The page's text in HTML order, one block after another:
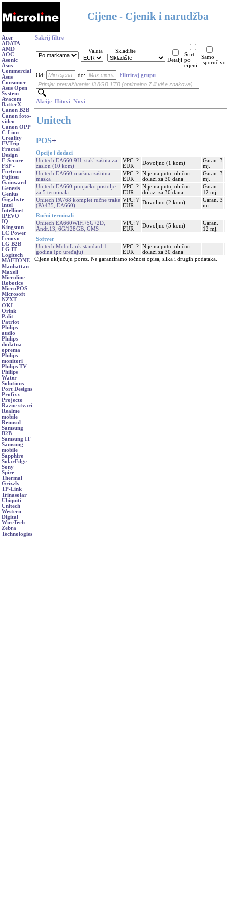
Cijene - Cjenik i narudžba
Acer
ADATA
AMD
AOC
Asonic
Asus
Commercial
Asus
Consumer
Asus Open
System
Avacom
BatterX
Canon B2B
Canon foto-
video
Canon OPP
C-Lion
Creality
EVTrip
Fractal
Design
F-Secure
FSP -
Fortron
Fujitsu
Gainward
Genesis
Genius
Gigabyte
Intel
Intellinet
IPEVO
IQ
Kingston
LC Power
Lenovo
LG B2B
LG IT
Logitech
MAETONE
Manhattan
Maxell
Microline
Robotics
MicroPOS
Microsoft
NZXT
OKI
Orink
Palit
Patriot
Philips
audio
Philips
dodatna
oprema
Philips
monitori
Philips TV
Philips
Water
Solutions
Port Designs
Profixx
Projecto
Razne stvari
Realme
mobile
Renusol
Samsung
B2B
Samsung IT
Samsung
mobile
Sapphire
SolarEdge
Sony
Spire
Thermal
Grizzly
TP-Link
Trinasolar
Ubiquiti
Unitech
Western
Digital
WireTech
Zebra
Technologies
Sakrij filtre
Valuta
Skladište
Detalji
Sort.
po
cijeni
Samo
isporučivo
Od: do: Filtriraj grupu
Akcije Hitovi Novi
Unitech
POS+
Opcije i dodaci
Unitech EA660 9H, stakl zaštita za
zaslon (10 kom)
VPC: ?
EUR
Dovoljno (1 kom)
Garan. 3
mj.
Unitech EA660 ojačana zaštitna
maska
VPC: ?
EUR
Nije na putu, obično
dolazi za 30 dana
Garan. 3
mj.
Unitech EA660 punjačko postolje
za 5 terminala
VPC: ?
EUR
Nije na putu, obično
dolazi za 30 dana
Garan.
12 mj.
Unitech PA768 komplet ručne trake
(PA435, EA660)
VPC: ?
EUR
Dovoljno (2 kom)
Garan. 3
mj.
Ručni terminali
Unitech EA660WiFi+5G+2D,
Andr.13, 6G/128GB, GMS
VPC: ?
EUR
Dovoljno (5 kom)
Garan.
12 mj.
Softver
Unitech MoboLink standard 1
godina (po uređaju)
VPC: ?
EUR
Nije na putu, obično
dolazi za 30 dana
Cijene uključuju porez. Ne garantiramo točnost opisa, slika i drugih podataka.